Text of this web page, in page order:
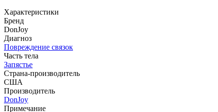
Характеристики
Бренд
DonJoy
Диагноз
Повреждение связок
Часть тела
Запястье
Страна-производитель
США
Производитель
DonJoy
Примечание